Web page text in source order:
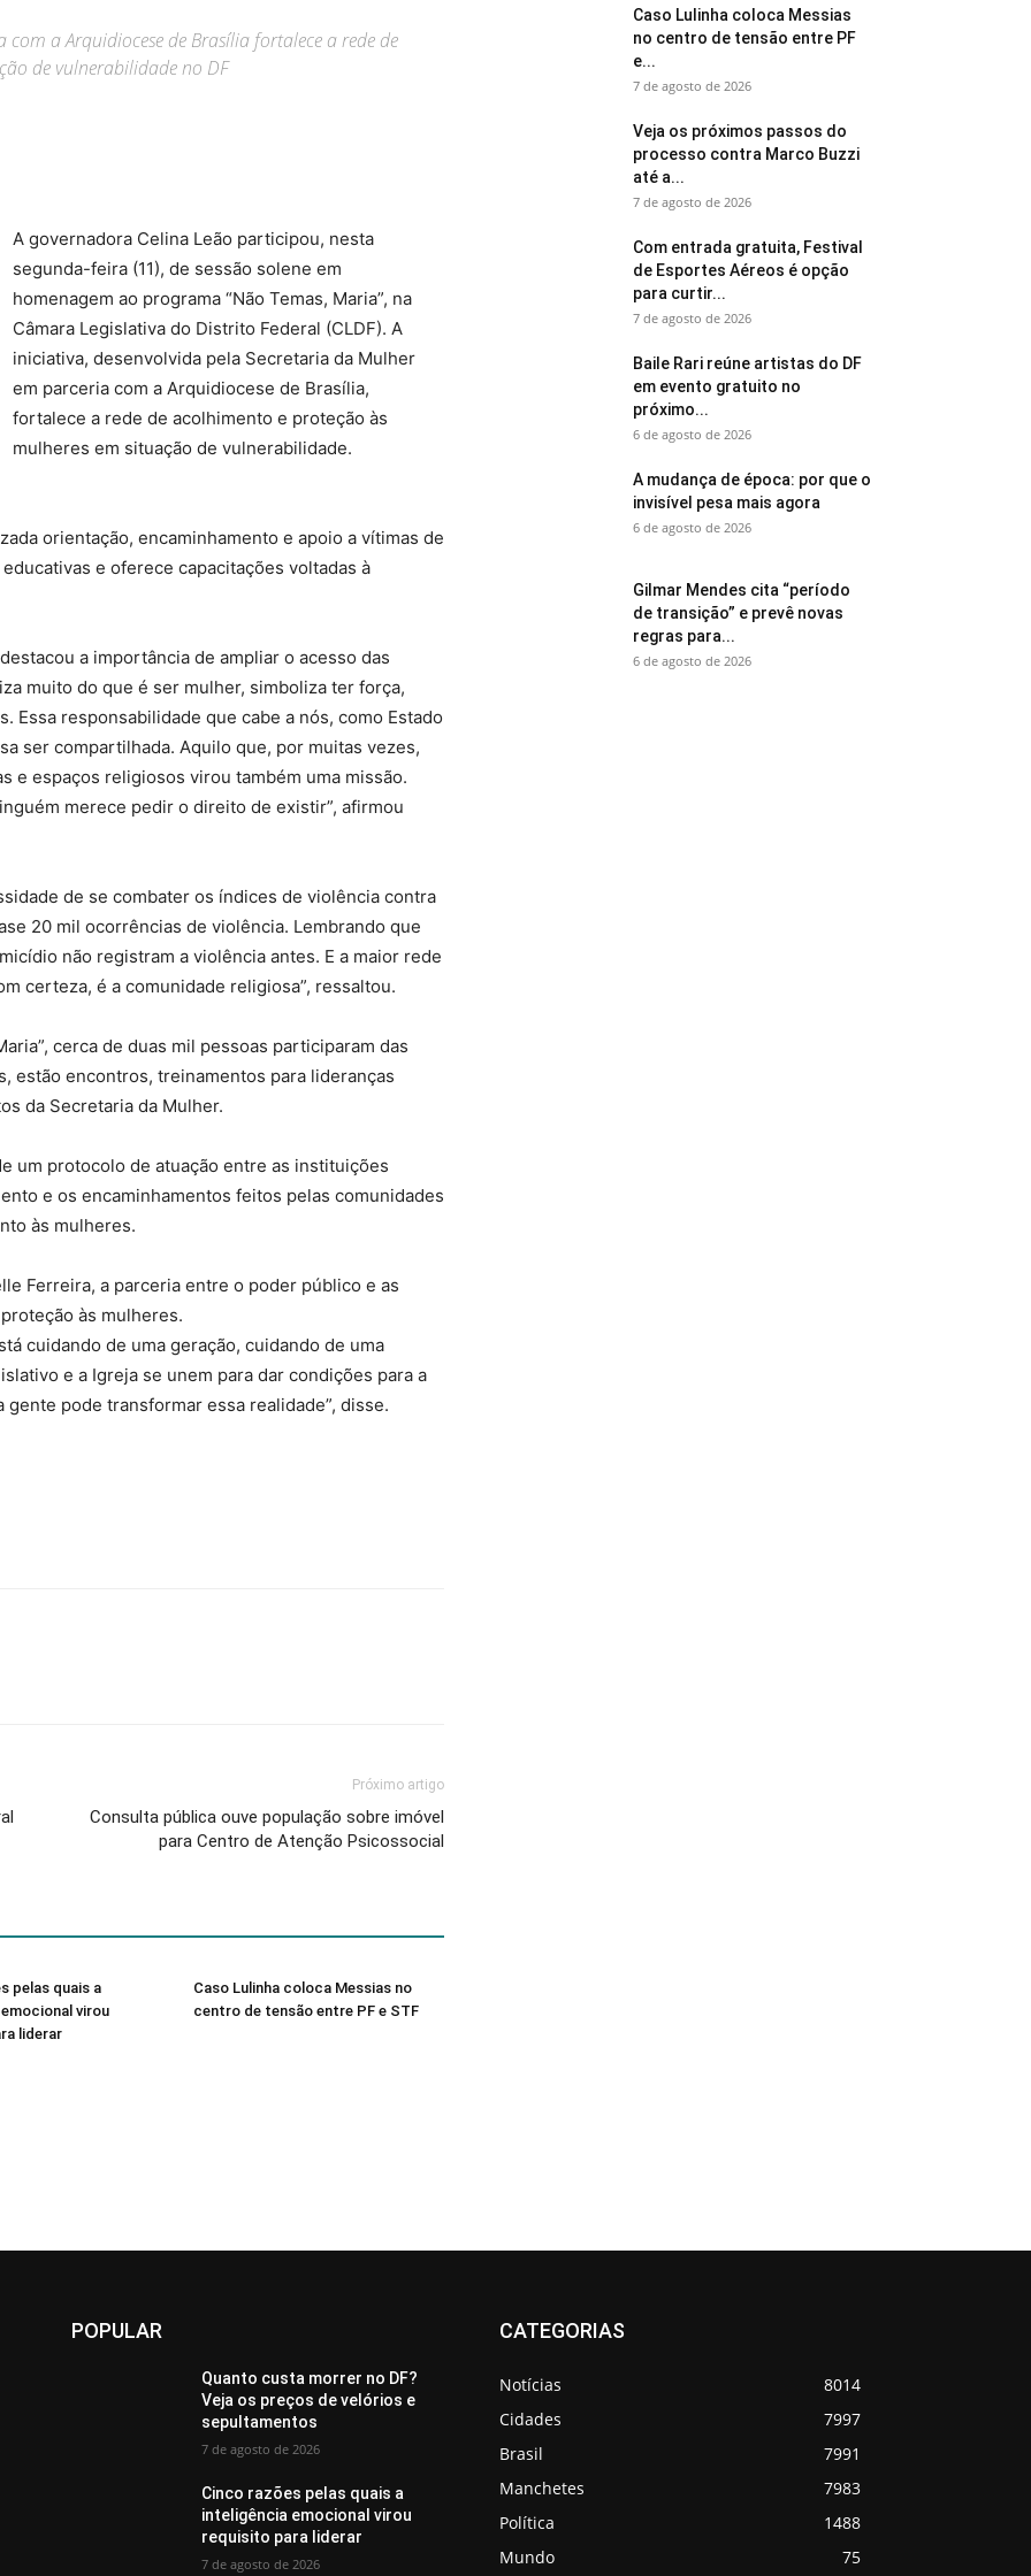
a Arquidiocese de Brasília fortalece a rede de
de vulnerabilidade no DF
A governadora Celina Leão participou, nesta
segunda-feira (11), de sessão solene em
homenagem ao programa “Não Temas, Maria”, na
Câmara Legislativa do Distrito Federal (CLDF). A
iniciativa, desenvolvida pela Secretaria da Mulher
em parceria com a Arquidiocese de Brasília,
fortalece a rede de acolhimento e proteção às
mulheres em situação de vulnerabilidade.
orientação, encaminhamento e apoio a vítimas de
e oferece capacitações voltadas à
a importância de ampliar o acesso das
muito do que é ser mulher, simboliza ter força,
Essa responsabilidade que cabe a nós, como Estado
ser compartilhada. Aquilo que, por muitas vezes,
e espaços religiosos virou também uma missão.
merece pedir o direito de existir”, afirmou
de se combater os índices de violência contra
20 mil ocorrências de violência. Lembrando que
não registram a violência antes. E a maior rede
certeza, é a comunidade religiosa”, ressaltou.
cerca de duas mil pessoas participaram das
estão encontros, treinamentos para lideranças
da Secretaria da Mulher.
um protocolo de atuação entre as instituições
e os encaminhamentos feitos pelas comunidades
às mulheres.
Ferreira, a parceria entre o poder público e as
às mulheres.
cuidando de uma geração, cuidando de uma
e a Igreja se unem para dar condições para a
pode transformar essa realidade”, disse.
Próximo artigo
Consulta pública ouve população sobre imóvel
para Centro de Atenção Psicossocial
pelas quais a
virou
liderar
Caso Lulinha coloca Messias no
centro de tensão entre PF e STF
Caso Lulinha coloca Messias
no centro de tensão entre PF
e...
7 de agosto de 2026
Veja os próximos passos do
processo contra Marco Buzzi
até a...
7 de agosto de 2026
Com entrada gratuita, Festival
de Esportes Aéreos é opção
para curtir...
7 de agosto de 2026
Baile Rari reúne artistas do DF
em evento gratuito no
próximo...
6 de agosto de 2026
A mudança de época: por que o
invisível pesa mais agora
6 de agosto de 2026
Gilmar Mendes cita “período
de transição” e prevê novas
regras para...
6 de agosto de 2026
POPULAR
Quanto custa morrer no DF?
Veja os preços de velórios e
sepultamentos
7 de agosto de 2026
Cinco razões pelas quais a
inteligência emocional virou
requisito para liderar
7 de agosto de 2026
CATEGORIAS
Notícias
8014
Cidades
7997
Brasil
7991
Manchetes
7983
Política
1488
Mundo
75